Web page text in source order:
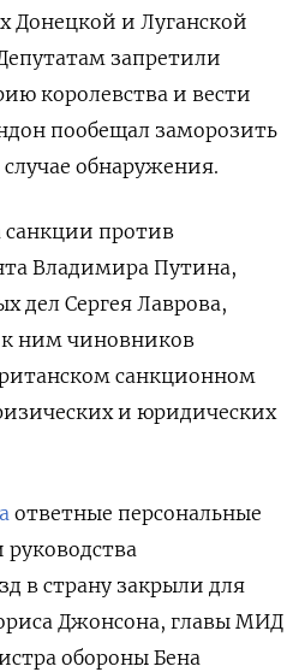
Донецкой и Луганской
запретили
королевства и вести
пообещал заморозить
обнаружения.
санкции против
Владимира Путина,
дел Сергея Лаврова,
к ним чиновников
санкционном
и юридических
ответные персональные
в страну закрыли для
Джонсона, главы МИД
обороны Бена